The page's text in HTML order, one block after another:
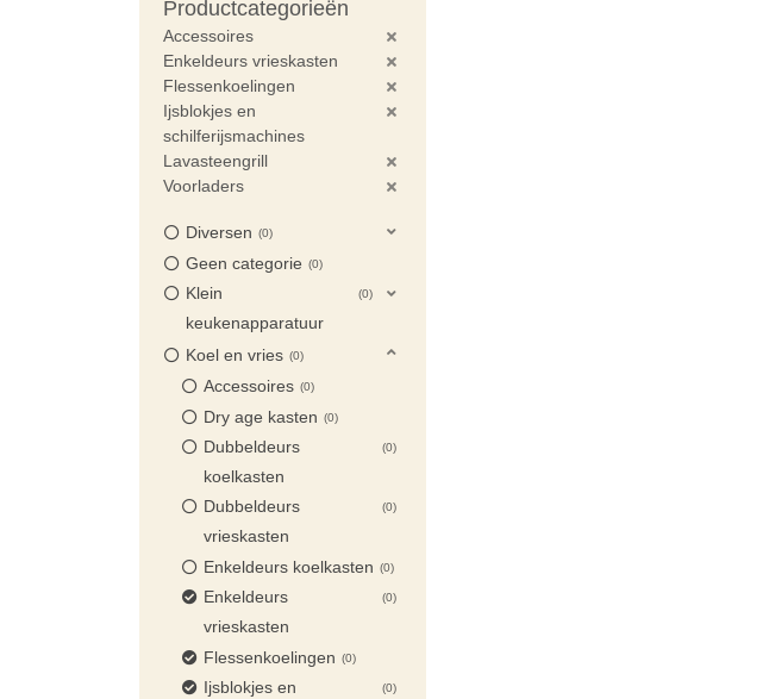
Productcategorieën
Accessoires
Enkeldeurs vrieskasten
Flessenkoelingen
Ijsblokjes en
schilferijsmachines
Lavasteengrill
Voorladers
Diversen 0
Geen categorie 0
Klein
keukenapparatuur
0
Koel en vries 0
Accessoires 0
Dry age kasten 0
Dubbeldeurs
koelkasten
0
Dubbeldeurs
vrieskasten
0
Enkeldeurs koelkasten 0
Enkeldeurs
vrieskasten
0
Flessenkoelingen 0
Ijsblokjes en
0